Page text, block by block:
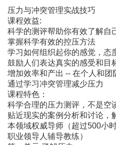
压力与冲突管理实战技巧
课程效益:
科学的测评帮助你有效了解自
掌握科学有效的控压方法
学习如何组织起你的感觉，态
鼓励人们表达真实的感受和目
增加效率和产出 -- 在个人和团
通过学习冲突管理减少压力
课程特色：
科学合理的压力测评，不是空
贴近现实的案例分析和讨论，
本领域权威导师（超过500小
职业领导人辅导教练）